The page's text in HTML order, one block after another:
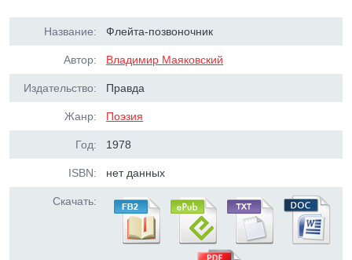
Название: Флейта-позвоночник
Автор: Владимир Маяковский
Издательство: Правда
Жанр: Поэзия
Год: 1978
ISBN: нет данных
Скачать: